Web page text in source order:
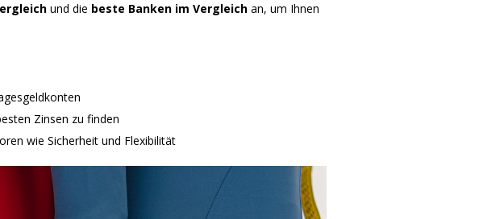
und die beste Banken im Vergleich an, um Ihnen
Zinsen zu finden
wie Sicherheit und Flexibilität